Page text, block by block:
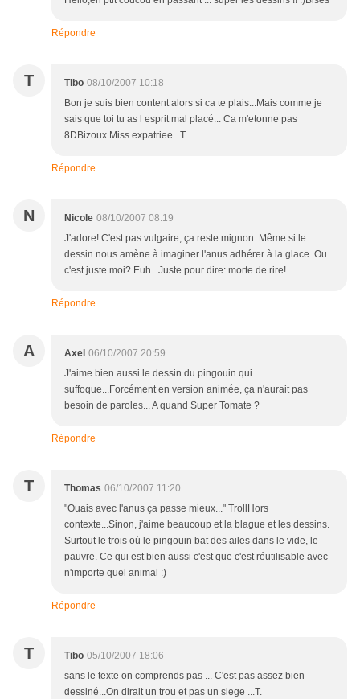
Répondre
T Tibo 08/10/2007 10:18
Bon je suis bien content alors si ca te plais...Mais comme je
sais que toi tu as l esprit mal placé... Ca m'etonne pas
8DBizoux Miss expatriee...T.
Répondre
N Nicole 08/10/2007 08:19
J'adore! C'est pas vulgaire, ça reste mignon. Même si le
dessin nous amène à imaginer l'anus adhérer à la glace. Ou
c'est juste moi? Euh...Juste pour dire: morte de rire!
Répondre
A Axel 06/10/2007 20:59
J'aime bien aussi le dessin du pingouin qui
suffoque...Forcément en version animée, ça n'aurait pas
besoin de paroles... A quand Super Tomate ?
Répondre
T Thomas 06/10/2007 11:20
"Ouais avec l'anus ça passe mieux..." TrollHors
contexte...Sinon, j'aime beaucoup et la blague et les dessins.
Surtout le trois où le pingouin bat des ailes dans le vide, le
pauvre. Ce qui est bien aussi c'est que c'est réutilisable avec
n'importe quel animal :)
Répondre
T Tibo 05/10/2007 18:06
sans le texte on comprends pas ... C'est pas assez bien
dessiné...On dirait un trou et pas un siege ...T.